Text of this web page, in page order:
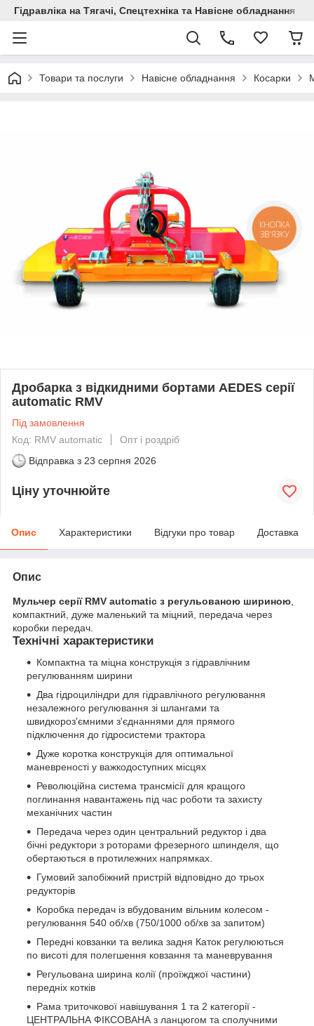
Гідравліка на Тягачі, Спецтехніка та Навісне обладнання
Товари та послуги Навісне обладнання Косарки
Дробарка з відкидними бортами AEDES серії
automatic RMV
Під замовлення
Код: RMV automatic
Опт і роздріб
Відправка з 23 серпня 2026
Ціну уточнюйте
Опис Характеристики Відгуки про товар Доставка
Опис
Мульчер серії RMV automatic з регульованою шириною
компактний, дуже маленький та міцний, передача через
коробки передач.
Технічні характеристики
Компактна та міцна конструкція з гідравлічним
регулюванням ширини
Два гідроциліндри для гідравлічного регулювання
незалежного регулювання зі шлангами та
швидкороз'ємними з'єднаннями для прямого
підключення до гідросистеми трактора
Дуже коротка конструкція для оптимальної
маневреності у важкодоступних місцях
Революційна система трансмісії для кращого
поглинання навантажень під час роботи та захисту
механічних частин
Передача через один центральний редуктор і два
бічні редуктори з роторами фрезерного шпинделя, що
обертаються в протилежних напрямках.
Гумовий запобіжний пристрій відповідно до трьох
редукторів
Коробка передач із вбудованим вільним колесом -
регулювання 540 об/хв (750/1000 об/хв за запитом)
Передні ковзанки та велика задня Каток регулюються
по висоті для полегшення ковзання та маневрування
Регульована ширина колії (проїжджої частини)
передніх котків
Рама триточкової навішування 1 та 2 категорії -
ЦЕНТРАЛЬНА ФІКСОВАНА з ланцюгом та сполучними
КНОПКА
ЗВ'ЯЗКУ